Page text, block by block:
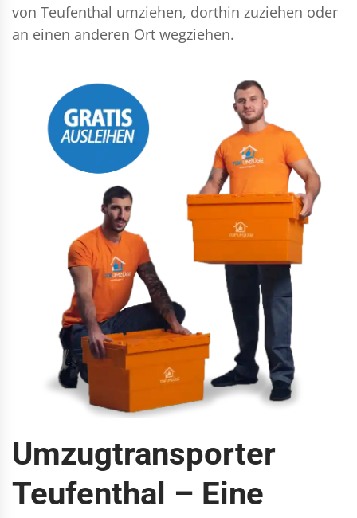
von Teufenthal umziehen, dorthin zuziehen oder
an einen anderen Ort wegziehen.
Umzugtransporter
Teufenthal – Eine